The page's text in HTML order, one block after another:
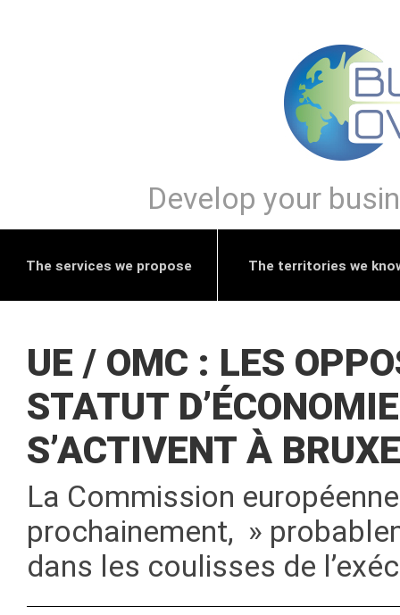
Develop your
The services we propose The territories we
UE / OMC : LES
STATUT
S’ACTIVENT À
La Commission
prochainement, »
dans les coulisses de